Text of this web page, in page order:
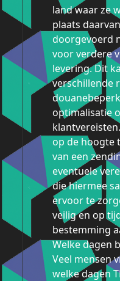
land waar ze
plaats
doorgevoerd
voor verdere
levering. Dit
verschillende
optimalisatie
op de hoogte
van een
eventuele
die hiermee
ervoor te
veilig en op
bestemming
Welke dagen
Veel mensen
welke dagen